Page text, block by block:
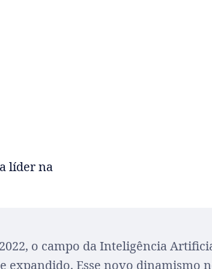
líder na
o campo da Inteligência
expandido. Esse novo dinamismo